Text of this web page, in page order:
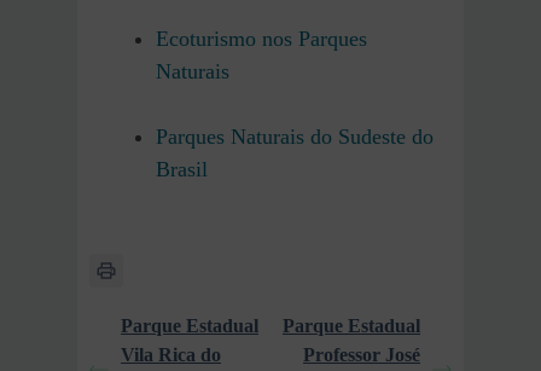
Ecoturismo nos Parques
Naturais
Parques Naturais do Sudeste do
Brasil
Parque Estadual
Vila Rica do
Parque Estadual
Professor José